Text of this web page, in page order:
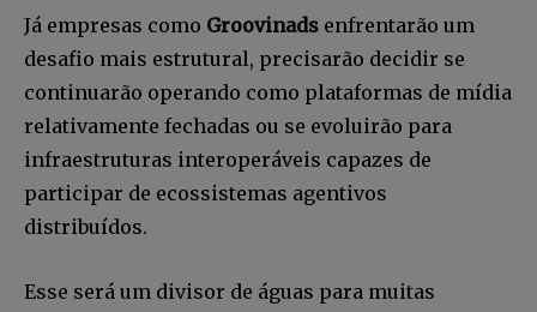
Já empresas como Groovinads enfrentarão um
desafio mais estrutural, precisarão decidir se
continuarão operando como plataformas de mídia
relativamente fechadas ou se evoluirão para
infraestruturas interoperáveis capazes de
participar de ecossistemas agentivos
distribuídos.
Esse será um divisor de águas para muitas